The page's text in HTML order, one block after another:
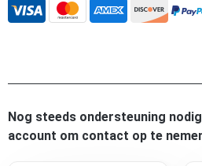
Nog steeds ondersteuning
account om contact op te